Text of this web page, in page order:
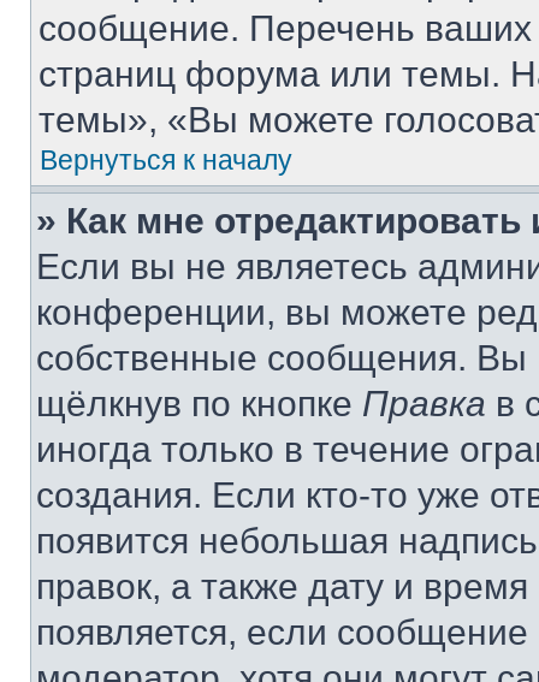
сообщение. Перечень ваших
страниц форума или темы.
темы», «Вы можете
Вернуться к началу
» Как мне
Если вы не являетесь
конференции, вы можете
собственные сообщения. Вы
щёлкнув по кнопке Правка в
иногда только в течение
создания. Если кто-то уже
появится небольшая
правок, а также дату и
появляется, если